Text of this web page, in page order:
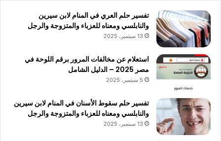
تفسير حلم العري في المنام لابن سيرين
والنابلسي ومعناه للعزباء والمتزوجة والرجل
13 سبتمبر، 2025
استعلام عن مخالفات المرور برقم اللوحة في
مصر 2025 – الدليل الشامل
5 سبتمبر، 2025
تفسير حلم سقوط الأسنان في المنام لابن سيرين
والنابلسي ومعناه للعزباء والمتزوجة والرجل
13 سبتمبر، 2025